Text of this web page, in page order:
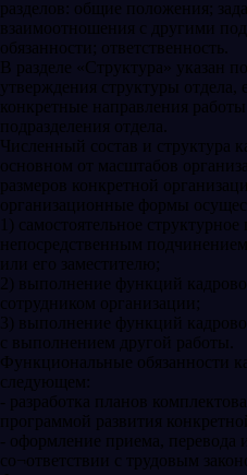
разделов: общие положения;
взаимоотношения с другими
обязанности; ответственность.
В разделе «Структура» указан
утверждения структуры отдела,
конкретные направления
подразделения отдела.
Численный состав и структура
основном от масштабов
размеров конкретной
организационные формы
1) самостоятельное структурное
непосредственным
или его заместителю;
2) выполнение функций
сотрудником организации;
3) выполнение функций
с выполнением другой работы.
Функциональные обязанности
следующем:
- разработка планов
программой развития
- оформление приема, перевода
со¬ответствии с трудовым